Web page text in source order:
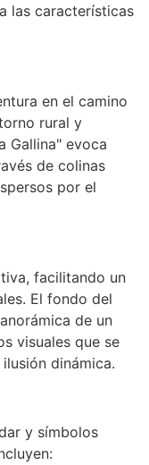
las características
en el camino
rural y
Gallina" evoca
de colinas
por el
facilitando un
El fondo del
de un
visuales que se
dinámica.
y símbolos